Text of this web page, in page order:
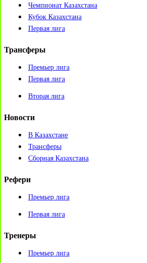
Чемпионат Казахстана
Кубок Казахстана
Первая лига
Трансферы
Премьер лига
Первая лига
Вторая лига
Новости
В Казахстане
Трансферы
Сборная Казахстана
Рефери
Премьер лига
Первая лига
Тренеры
Премьер лига